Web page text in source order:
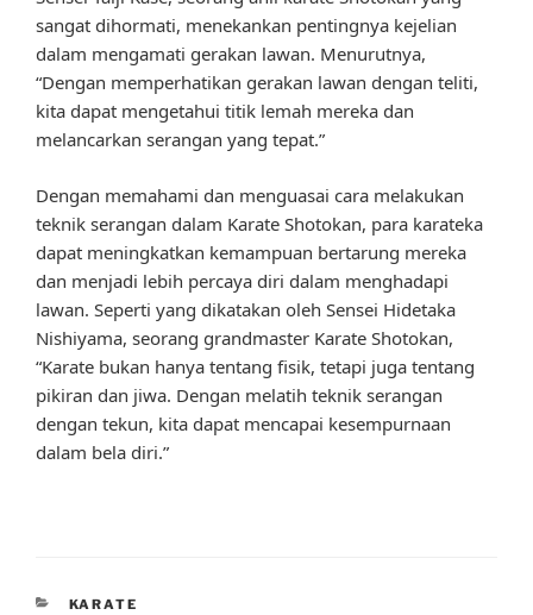
sangat dihormati, menekankan pentingnya kejelian
dalam mengamati gerakan lawan. Menurutnya,
“Dengan memperhatikan gerakan lawan dengan teliti,
kita dapat mengetahui titik lemah mereka dan
melancarkan serangan yang tepat.”
Dengan memahami dan menguasai cara melakukan
teknik serangan dalam Karate Shotokan, para karateka
dapat meningkatkan kemampuan bertarung mereka
dan menjadi lebih percaya diri dalam menghadapi
lawan. Seperti yang dikatakan oleh Sensei Hidetaka
Nishiyama, seorang grandmaster Karate Shotokan,
“Karate bukan hanya tentang fisik, tetapi juga tentang
pikiran dan jiwa. Dengan melatih teknik serangan
dengan tekun, kita dapat mencapai kesempurnaan
dalam bela diri.”
CATEGORIES
KARATE